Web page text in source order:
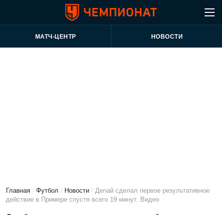
МАТЧ-ЦЕНТР НОВОСТИ
Главная / Футбол / Новости / Депай сделал первое результативное
действие в Примере спустя всего 19 минут. Видео